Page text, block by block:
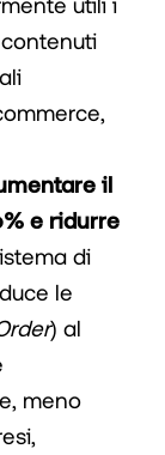
il
e ridurre
di
le
) al
meno